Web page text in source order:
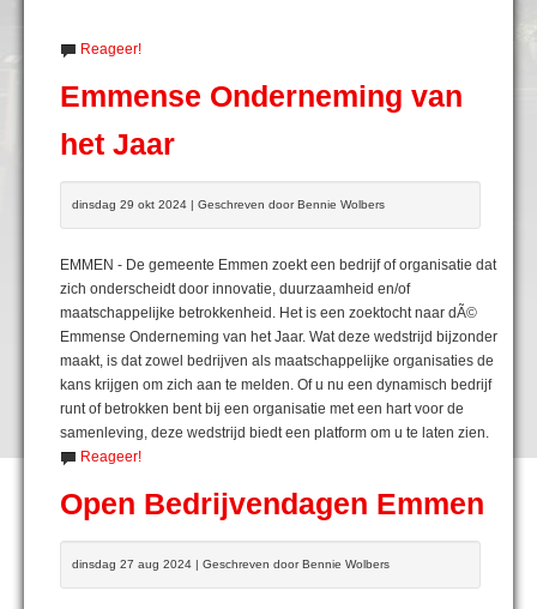
Reageer!
Emmense Onderneming van
het Jaar
dinsdag 29 okt 2024 | Geschreven door Bennie Wolbers
EMMEN - De gemeente Emmen zoekt een bedrijf of organisatie dat
zich onderscheidt door innovatie, duurzaamheid en/of
maatschappelijke betrokkenheid. Het is een zoektocht naar dÃ©
Emmense Onderneming van het Jaar. Wat deze wedstrijd bijzonder
maakt, is dat zowel bedrijven als maatschappelijke organisaties de
kans krijgen om zich aan te melden. Of u nu een dynamisch bedrijf
runt of betrokken bent bij een organisatie met een hart voor de
samenleving, deze wedstrijd biedt een platform om u te laten zien.
Reageer!
Open Bedrijvendagen Emmen
dinsdag 27 aug 2024 | Geschreven door Bennie Wolbers